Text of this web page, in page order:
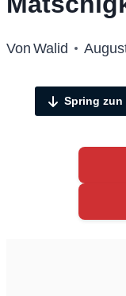
Von Walid
Spring zun